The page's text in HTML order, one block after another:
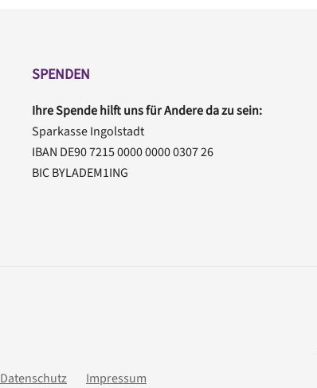
SPENDEN
Ihre Spende hilft uns für Andere da zu sein:
Sparkasse Ingolstadt
IBAN DE90 7215 0000 0000 0307 26
BIC BYLADEM1ING
Datenschutz Impressum